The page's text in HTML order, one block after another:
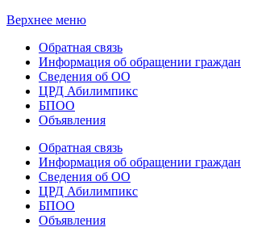
Верхнее меню
Обратная связь
Информация об обращении граждан
Сведения об ОО
ЦРД Абилимпикс
БПОО
Объявления
Обратная связь
Информация об обращении граждан
Сведения об ОО
ЦРД Абилимпикс
БПОО
Объявления